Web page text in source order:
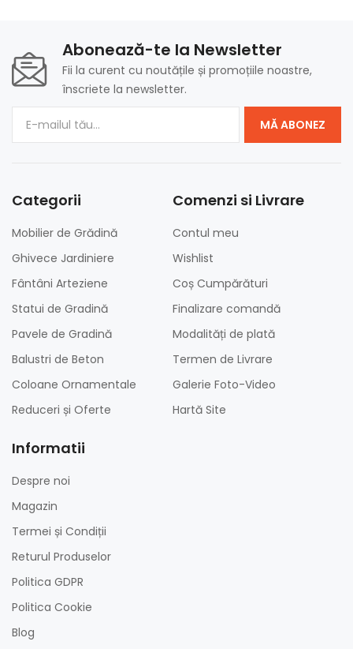
Abonează-te la Newsletter
Fii la curent cu noutățile și promoțiile noastre,
înscriete la newsletter.
MĂ ABONEZ
Categorii
Mobilier de Grădină
Ghivece Jardiniere
Fântâni Arteziene
Statui de Gradină
Pavele de Gradină
Balustri de Beton
Coloane Ornamentale
Reduceri și Oferte
Comenzi si Livrare
Contul meu
Wishlist
Coș Cumpărături
Finalizare comandă
Modalități de plată
Termen de Livrare
Galerie Foto-Video
Hartă Site
Informatii
Despre noi
Magazin
Termei și Condiții
Returul Produselor
Politica GDPR
Politica Cookie
Blog